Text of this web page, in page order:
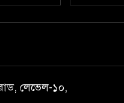
লেভেল-১০,